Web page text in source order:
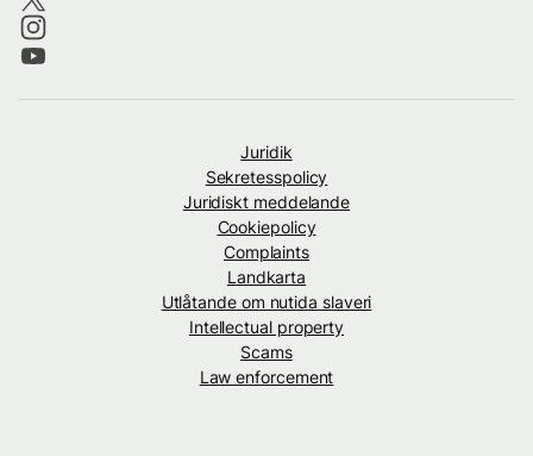
Juridik
Sekretesspolicy
Juridiskt meddelande
Cookiepolicy
Complaints
Landkarta
Utlåtande om nutida slaveri
Intellectual property
Scams
Law enforcement